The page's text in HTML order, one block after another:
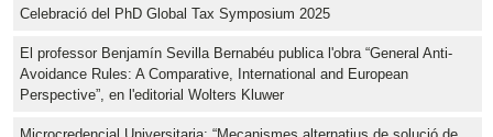
Celebració del PhD Global Tax Symposium 2025
El professor Benjamín Sevilla Bernabéu publica l'obra “General Anti-
Avoidance Rules: A Comparative, International and European
Perspective”, en l'editorial Wolters Kluwer